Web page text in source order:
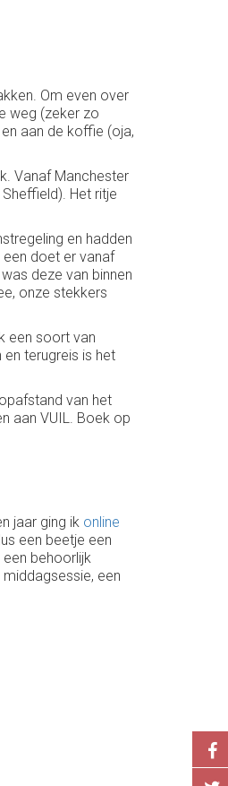
Om even over
weg (zeker zo
aan de koffie (oja,
Vanaf Manchester
Sheffield). Het ritje
en hadden
een doet er vanaf
deze van binnen
onze stekkers
een soort van
terugreis is het
van het
aan VUIL. Boek op
jaar ging ik online
een beetje een
een behoorlijk
een